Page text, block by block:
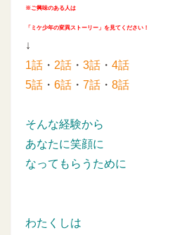
※ご興味のある人は
「ミケ少年の変異ストーリー」を見てください！
↓
1話 ・ 2話 ・ 3話 ・ 4話
5話 ・ 6話 ・ 7話 ・ 8話
そんな経験から
あなたに笑顔に
なってもらうために
わたくしは